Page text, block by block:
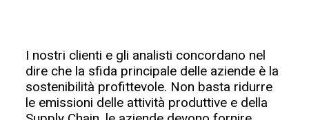
I nostri clienti e gli analisti concordano nel
dire che la sfida principale delle aziende è la
sostenibilità profittevole. Non basta ridurre
le emissioni delle attività produttive e della